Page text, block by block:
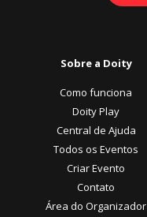
Sobre a Doity
Como funciona
Doity Play
Central de Ajuda
Todos os Eventos
Criar Evento
Contato
Área do Organizador